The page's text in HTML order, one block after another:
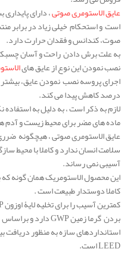
عایق الاستومری صوتی، دارای
است و استحکام خیلی زیاد در برابر
صوت، کندانس و فقدان حرارت دارد.
به علت برش دادن راحت و آسان
نصب نمودن این نوع از عایق های
اجرای پروسه نصب نمودن عایق،
درصد کاهش پیدا می کند.
لازم به ذکر است ، به دلیل به استفاده
ماده های مضر برای محیط زیست و
عایق الاستومری صوتی ، هیچگونه
سلامت انسان ندارد و کاملا با محیط
آسیبی نمی رساند.
این محصول الاستومریک همان گونه
کاملا دوستدار طبیعت است .
کمترین آسیب را برای تخلیه لایۀ اوزون
بردن گرما زمینGWPدارد و براساس
استانداردهای سازه به منظور دریافت
LEEDاست.